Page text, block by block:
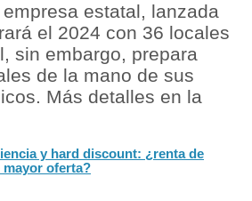
estatal, lanzada
el 2024 con 36 locales
sin embargo, prepara
de la mano de sus
Más detalles en la
y hard discount: ¿renta de
mayor oferta?